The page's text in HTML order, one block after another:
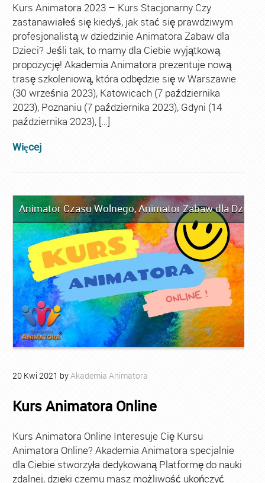
Kurs Animatora 2023 – Kurs Stacjonarny Czy
zastanawiałeś się kiedyś, jak stać się prawdziwym
profesjonalistą w dziedzinie Animatora Zabaw dla
Dzieci? Jeśli tak, to mamy dla Ciebie wyjątkową
propozycję! Akademia Animatora prezentuje nową
trasę szkoleniową, która odbędzie się w Warszawie
(30 września 2023), Katowicach (7 października
2023), Poznaniu (7 października 2023), Gdyni (14
października 2023), […]
Więcej
Animator Czasu Wolnego,Animator Zabaw dla Dzieci
20 Kwi 2021 byAkademia Animatora
Kurs Animatora Online
Kurs Animatora Online Interesuje Cię Kursu
Animatora Online? Akademia Animatora specjalnie
dla Ciebie stworzyła dedykowaną Platformę do nauki
zdalnej, dzięki czemu masz możliwość ukończyć